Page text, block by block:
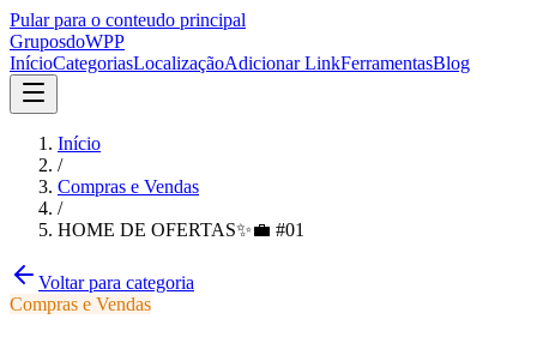
Pular para o conteudo principal
GruposdoWPP
InícioCategoriasLocalizaçãoAdicionar LinkFerramentasBlog
Início
/
Compras e Vendas
/
HOME DE OFERTAS✨💼 #01
Voltar para categoria
Compras e Vendas